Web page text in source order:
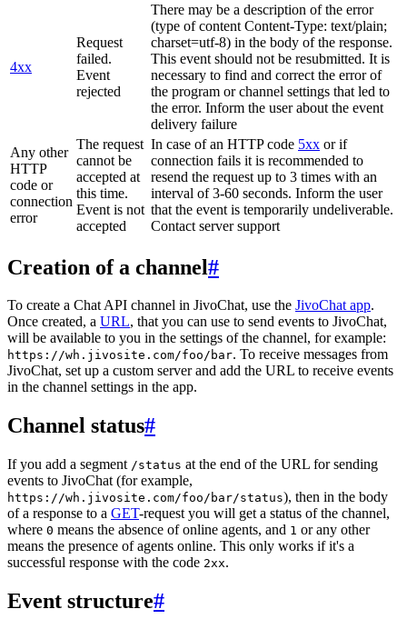
4xx
Request
failed.
Event
rejected
There may be a description of the error
(type of content Content-Type: text/plain;
charset=utf-8) in the body of the response.
This event should not be resubmitted. It is
necessary to find and correct the error of
the program or channel settings that led to
the error. Inform the user about the event
delivery failure
Any other
HTTP
code or
connection
error
The request
cannot be
accepted at
this time.
Event is not
accepted
In case of an HTTP code 5xx or if
connection fails it is recommended to
resend the request up to 3 times with an
interval of 3-60 seconds. Inform the user
that the event is temporarily undeliverable.
Contact server support
Creation of a channel#
To create a Chat API channel in JivoChat, use the JivoChat app.
Once created, a URL, that you can use to send events to JivoChat,
will be available to you in the settings of the channel, for example:
https://wh.jivosite.com/foo/bar. To receive messages from
JivoChat, set up a custom server and add the URL to receive events
in the channel settings in the app.
Channel status#
If you add a segment /status at the end of the URL for sending
events to JivoChat (for example,
https://wh.jivosite.com/foo/bar/status), then in the body
of a response to a GET-request you will get a status of the channel,
where 0 means the absence of online agents, and 1 or any other
means the presence of agents online. This only works if it's a
successful response with the code 2xx.
Event structure#